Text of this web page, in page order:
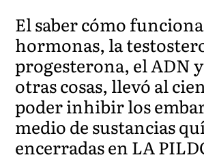
El saber cómo
hormonas, la
progesterona, el ADN
otras cosas, llevó al
poder inhibir los
medio de sustancias
encerradas en LA